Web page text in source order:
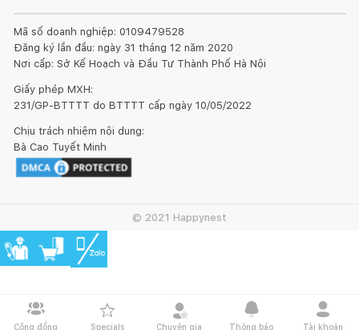
Cộng đồng Specials Chuyên gia Thông báo Tài khoản
Mã số doanh nghiệp: 0109479528
Đăng ký lần đầu: ngày 31 tháng 12 năm 2020
Nơi cấp: Sở Kế Hoạch và Đầu Tư Thành Phố Hà Nội
Giấy phép MXH:
231/GP-BTTTT do BTTTT cấp ngày 10/05/2022
Chịu trách nhiệm nội dung:
Bà Cao Tuyết Minh
© 2021 Happynest